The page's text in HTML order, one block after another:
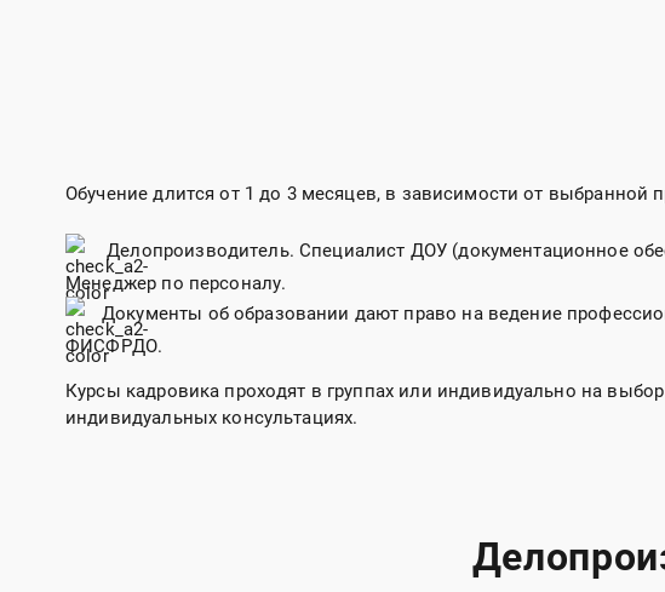
Обучение длится от 1 до 3 месяцев, в зависимости от
Делопроизводитель. Специалист ДОУ (документационное
Менеджер по персоналу.
Документы об образовании дают право на ведение
ФИСФРДО.
Курсы кадровика проходят в группах или индивидуально на
индивидуальных консультациях.